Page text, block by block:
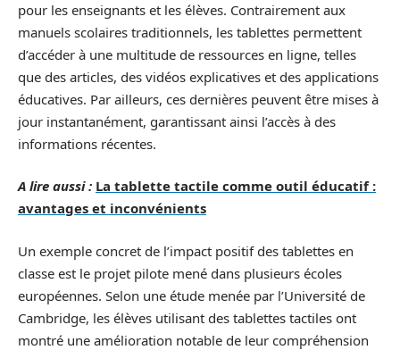
pour les enseignants et les élèves. Contrairement aux
manuels scolaires traditionnels, les tablettes permettent
d’accéder à une multitude de ressources en ligne, telles
que des articles, des vidéos explicatives et des applications
éducatives. Par ailleurs, ces dernières peuvent être mises à
jour instantanément, garantissant ainsi l’accès à des
informations récentes.
A lire aussi : La tablette tactile comme outil éducatif :
avantages et inconvénients
Un exemple concret de l’impact positif des tablettes en
classe est le projet pilote mené dans plusieurs écoles
européennes. Selon une étude menée par l’Université de
Cambridge, les élèves utilisant des tablettes tactiles ont
montré une amélioration notable de leur compréhension